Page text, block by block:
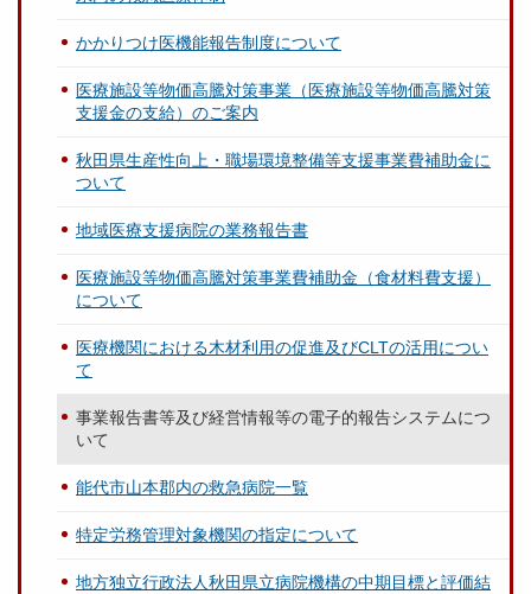
かかりつけ医機能報告制度について
医療施設等物価高騰対策事業（医療施設等物価高騰対策
支援金の支給）のご案内
秋田県生産性向上・職場環境整備等支援事業費補助金に
ついて
地域医療支援病院の業務報告書
医療施設等物価高騰対策事業費補助金（食材料費支援）
について
医療機関における木材利用の促進及びCLTの活用につい
て
事業報告書等及び経営情報等の電子的報告システムにつ
いて
能代市山本郡内の救急病院一覧
特定労務管理対象機関の指定について
地方独立行政法人秋田県立病院機構の中期目標と評価結